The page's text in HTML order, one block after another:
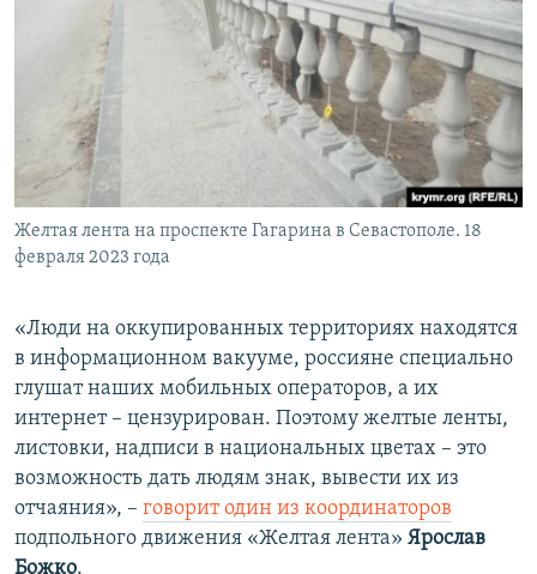
Желтая лента на проспекте Гагарина в Севастополе. 18
февраля 2023 года
«Люди на оккупированных территориях находятся
в информационном вакууме, россияне специально
глушат наших мобильных операторов, а их
интернет – цензурирован. Поэтому желтые ленты,
листовки, надписи в национальных цветах – это
возможность дать людям знак, вывести их из
отчаяния», – говорит один из координаторов
подпольного движения «Желтая лента» Ярослав
Божко.